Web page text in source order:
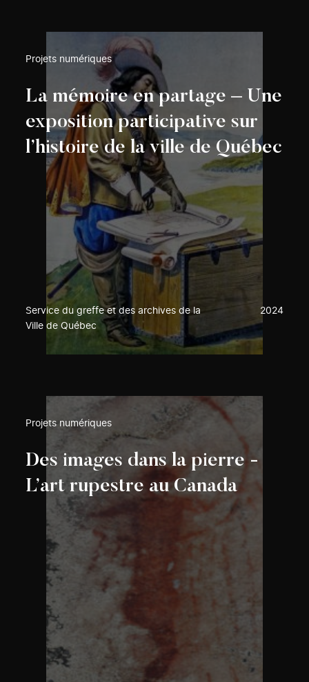
Projets numériques
La mémoire en partage – Une
exposition participative sur
l’histoire de la ville de Québec
Service du greffe et des archives de la
Ville de Québec
2024
Projets numériques
Des images dans la pierre -
L’art rupestre au Canada